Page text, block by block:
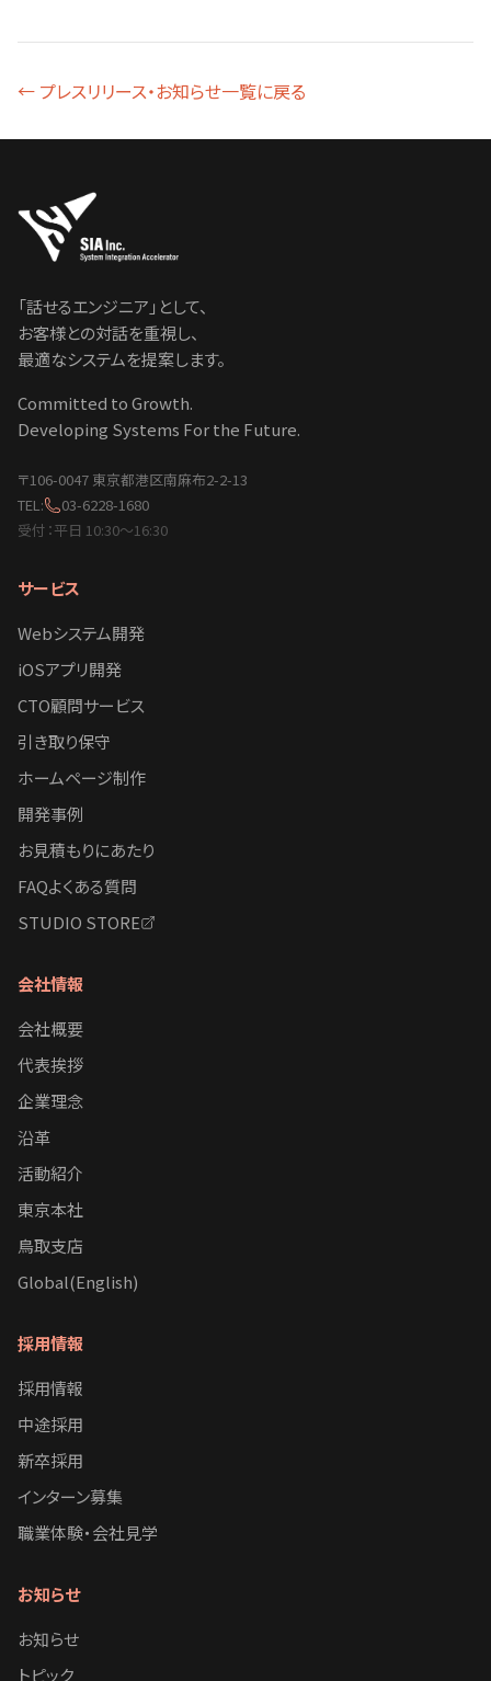
← プレスリリース・お知らせ一覧に戻る
「話せるエンジニア」として、
お客様との対話を重視し、
最適なシステムを提案します。
Committed to Growth.
Developing Systems For the Future.
〒106-0047 東京都港区南麻布2-2-13
TEL:
03-6228-1680
受付：平日 10:30〜16:30
サービス
Webシステム開発
iOSアプリ開発
CTO顧問サービス
引き取り保守
ホームページ制作
開発事例
お見積もりにあたり
FAQよくある質問
STUDIO STORE
会社情報
会社概要
代表挨拶
企業理念
沿革
活動紹介
東京本社
鳥取支店
Global(English)
採用情報
採用情報
中途採用
新卒採用
インターン募集
職業体験・会社見学
お知らせ
お知らせ
トピック